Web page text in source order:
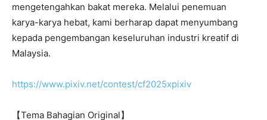
mengetengahkan bakat mereka. Melalui penemuan
karya-karya hebat, kami berharap dapat menyumbang
kepada pengembangan keseluruhan industri kreatif di
Malaysia.
https://www.pixiv.net/contest/cf2025xpixiv
【Tema Bahagian Original】